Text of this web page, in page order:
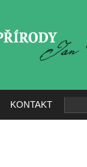
KONTAKT